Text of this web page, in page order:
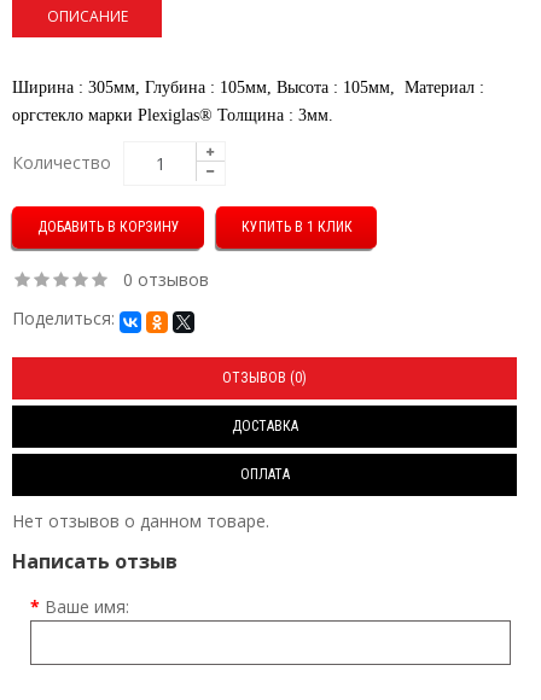
ОПИСАНИЕ
Ширина : 305мм, Глубина : 105мм, Высота : 105мм, Материал :
оргстекло марки Plexiglas® Толщина : 3мм.
Количество
КУПИТЬ В 1 КЛИК
0 отзывов
Поделиться:
ОТЗЫВОВ (0)
ДОСТАВКА
ОПЛАТА
Нет отзывов о данном товаре.
Написать отзыв
Ваше имя: